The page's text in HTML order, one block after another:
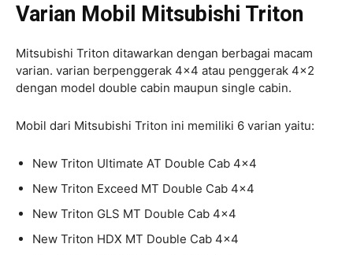
Varian Mobil Mitsubishi Triton
Mitsubishi Triton ditawarkan dengan berbagai macam
varian. varian berpenggerak 4×4 atau penggerak 4×2
dengan model double cabin maupun single cabin.
Mobil dari Mitsubishi Triton ini memiliki 6 varian yaitu:
New Triton Ultimate AT Double Cab 4×4
New Triton Exceed MT Double Cab 4×4
New Triton GLS MT Double Cab 4×4
New Triton HDX MT Double Cab 4×4